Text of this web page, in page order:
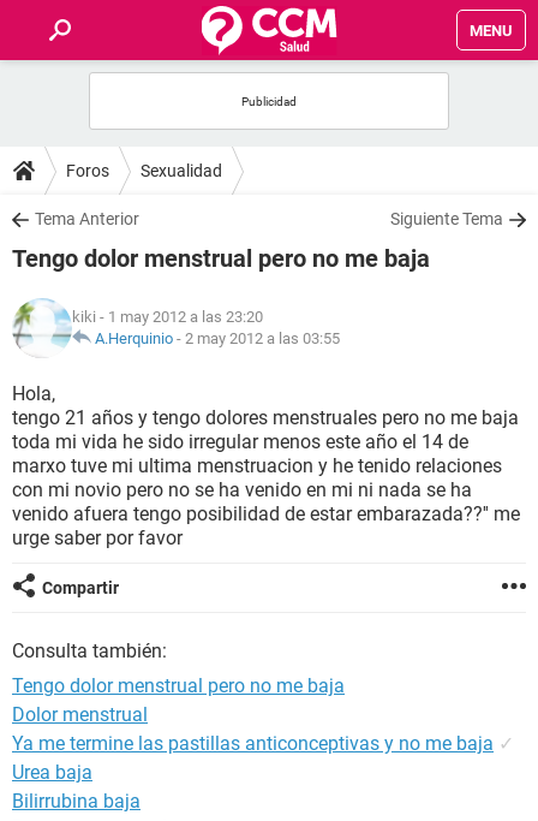
MENU
FOROS
SALUD
FAMILIA
NUTRICIÓN
BIENESTAR
SEXUALIDAD
GLOSARIO
Foros Sexualidad
Tema Anterior Siguiente Tema
Tengo dolor menstrual pero no me baja
kiki - 1 may 2012 a las 23:20
A.Herquinio - 2 may 2012 a las 03:55
Hola,
tengo 21 años y tengo dolores menstruales pero no me baja
toda mi vida he sido irregular menos este año el 14 de
marxo tuve mi ultima menstruacion y he tenido relaciones
con mi novio pero no se ha venido en mi ni nada se ha
venido afuera tengo posibilidad de estar embarazada??'' me
urge saber por favor
Compartir
Consulta también:
Tengo dolor menstrual pero no me baja
Dolor menstrual
Ya me termine las pastillas anticonceptivas y no me baja ✓
Urea baja
Bilirrubina baja